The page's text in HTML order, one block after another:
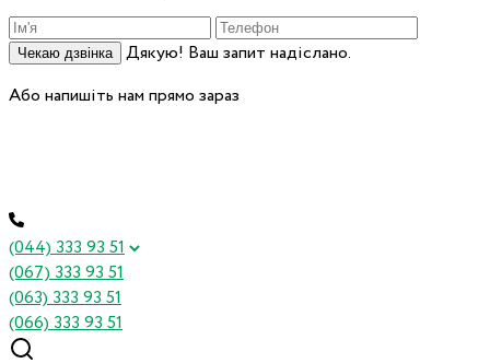
Чекаю дзвінка
Дякую! Ваш запит надіслано.
Або напишіть нам прямо зараз
(044) 333 93 51
(067) 333 93 51
(063) 333 93 51
(066) 333 93 51